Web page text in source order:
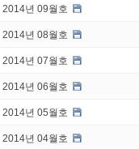
2014년 09월호
2014년 08월호
2014년 07월호
2014년 06월호
2014년 05월호
2014년 04월호